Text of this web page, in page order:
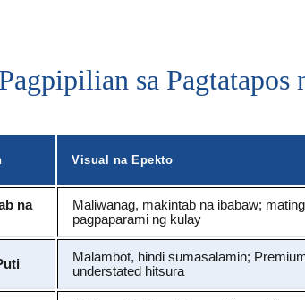
sa
Visual na Epekto
na
Maliwanag, makintab na ibabaw;
pagpaparami ng kulay
Malambot, hindi sumasalamin;
understated hitsura